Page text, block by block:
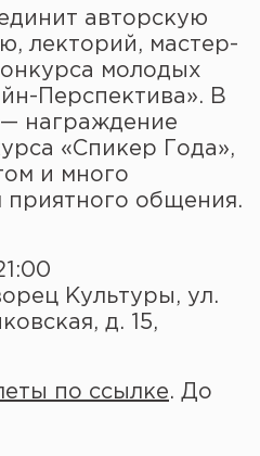
авторскую
лекторий, мастер-
молодых
Перспектива». В
награждение
«Спикер Года»,
и много
приятного общения.
Культуры, ул.
д. 15,
по ссылке. До